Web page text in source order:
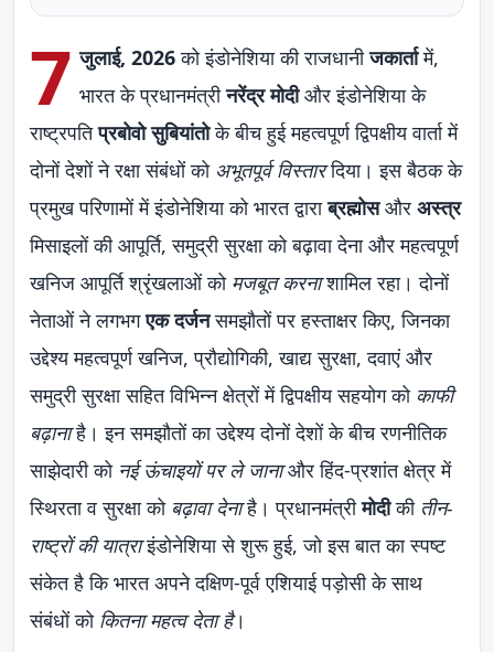
7 जुलाई, 2026को इंडोनेशिया की राजधानीजकार्तामें,
भारत के प्रधानमंत्रीनरेंद्र मोदीऔर इंडोनेशिया के
राष्ट्रपतिप्रबोवो सुबियांतोके बीच हुई महत्वपूर्ण द्विपक्षीय वार्ता में
दोनों देशों ने रक्षा संबंधों को अभूतपूर्व विस्तारदिया। इस बैठक के
प्रमुख परिणामों में इंडोनेशिया को भारत द्वाराब्रह्मोसऔर अस्त्र
मिसाइलों की आपूर्ति, समुद्री सुरक्षा को बढ़ावा देना और महत्वपूर्ण
खनिज आपूर्ति श्रृंखलाओं को मजबूत करनाशामिल रहा। दोनों
नेताओं ने लगभगएक दर्जनसमझौतों पर हस्ताक्षर किए, जिनका
उद्देश्य महत्वपूर्ण खनिज, प्रौद्योगिकी, खाद्य सुरक्षा, दवाएं और
समुद्री सुरक्षा सहित विभिन्न क्षेत्रों में द्विपक्षीय सहयोग को काफी
बढ़ानाहै। इन समझौतों का उद्देश्य दोनों देशों के बीच रणनीतिक
साझेदारी को नई ऊंचाइयों पर ले जानाऔर हिंद-प्रशांत क्षेत्र में
स्थिरता व सुरक्षा को बढ़ावा देनाहै। प्रधानमंत्रीमोदीकी तीन-
राष्ट्रों की यात्राइंडोनेशिया से शुरू हुई, जो इस बात का स्पष्ट
संकेत है कि भारत अपने दक्षिण-पूर्व एशियाई पड़ोसी के साथ
संबंधों को कितना महत्व देता है।